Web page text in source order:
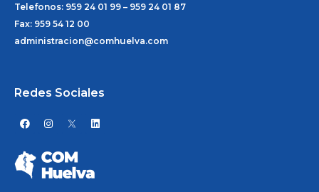
Telefonos: 959 24 01 99 – 959 24 01 87
Fax: 959 54 12 00
administracion@comhuelva.com
Redes Sociales
F
a
e
b
o
o
I
n
a
g
r
L
i
i